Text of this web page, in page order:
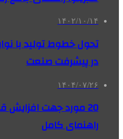
۱۴۰۲/۱۰/۱۴
تحول خطوط تولید با
در پیشرفت صنعت
۱۴۰۴/۰۷/۲۶
20 مورد جهت
راهنمای کامل